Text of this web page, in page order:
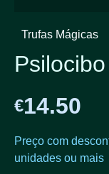
Trufas Mágicas
€14.50
Preço com
unidades ou mais